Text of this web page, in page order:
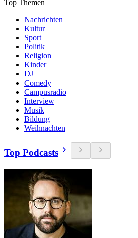
Top Themen
Nachrichten
Kultur
Sport
Politik
Religion
Kinder
DJ
Comedy
Campusradio
Interview
Musik
Bildung
Weihnachten
Top Podcasts